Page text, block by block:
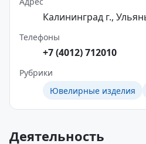
Калининград г.,
Телефоны
+7 (4012) 712010
Рубрики
Ювелирные изделия
Деятельность